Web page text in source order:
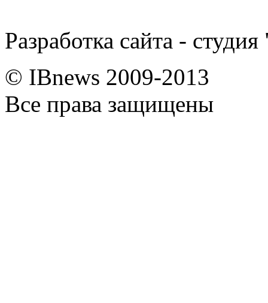
Разработка сайта -
© IBnews 2009-2013
Все права защищены